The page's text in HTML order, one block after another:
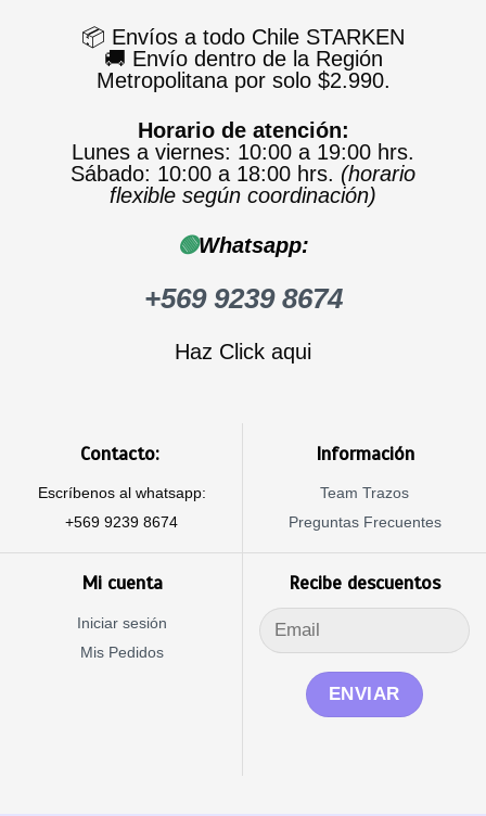
📦 Envíos a todo Chile STARKEN
🚚 Envío dentro de la Región
Metropolitana por solo $2.990.
Horario de atención:
Lunes a viernes: 10:00 a 19:00 hrs.
Sábado: 10:00 a 18:00 hrs. (horario
flexible según coordinación)
🟢Whatsapp:
+569 9239 8674
Haz Click aqui
Contacto:
Escríbenos al whatsapp:
+569 9239 8674
Información
Team Trazos
Preguntas Frecuentes
Mi cuenta
Iniciar sesión
Mis Pedidos
Recibe descuentos